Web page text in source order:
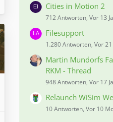
Cities in Motion 2
712 Antworten, Vor 13
Filesupport
1.280 Antworten, Vor 21
Martin Mundorfs
RKM - Thread
948 Antworten, Vor 17
Relaunch WiSim
10 Antworten, Vor 10